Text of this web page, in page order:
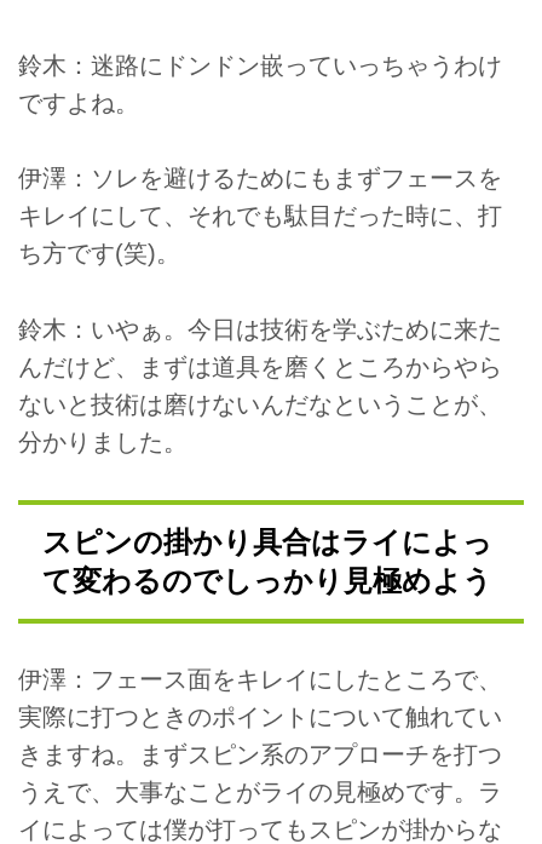
鈴木：迷路にドンドン嵌っていっちゃうわけ
ですよね。
伊澤：ソレを避けるためにもまずフェースを
キレイにして、それでも駄目だった時に、打
ち方です(笑)。
鈴木：いやぁ。今日は技術を学ぶために来た
んだけど、まずは道具を磨くところからやら
ないと技術は磨けないんだなということが、
分かりました。
スピンの掛かり具合はライによっ
て変わるのでしっかり見極めよう
伊澤：フェース面をキレイにしたところで、
実際に打つときのポイントについて触れてい
きますね。まずスピン系のアプローチを打つ
うえで、大事なことがライの見極めです。ラ
イによっては僕が打ってもスピンが掛からな